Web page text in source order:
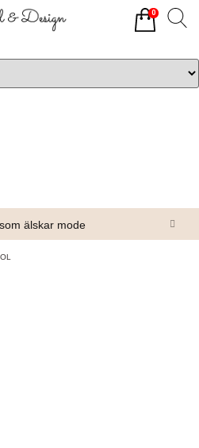
älskar mode
0